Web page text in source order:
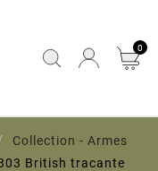
0
Collection - Armes
British tracante